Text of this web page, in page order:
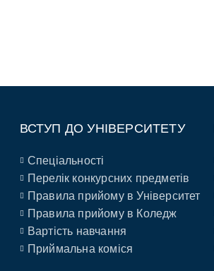
ВСТУП ДО УНІВЕРСИТЕТУ
Спеціальності
Перелік конкурсних предметів
Правила прийому в Університет
Правила прийому в Коледж
Вартість навчання
Приймальна коміся